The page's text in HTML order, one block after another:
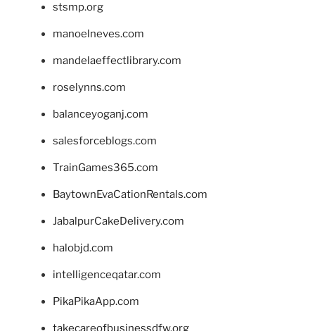
stsmp.org
manoelneves.com
mandelaeffectlibrary.com
roselynns.com
balanceyoganj.com
salesforceblogs.com
TrainGames365.com
BaytownEvaCationRentals.com
JabalpurCakeDelivery.com
halobjd.com
intelligenceqatar.com
PikaPikaApp.com
takecareofbusinessdfw.org